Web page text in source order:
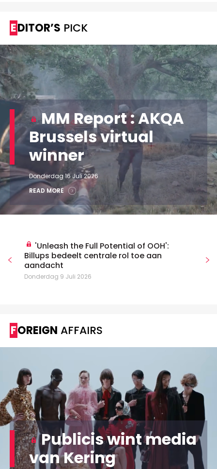
EDITOR’S PICK
MM Report : AKQA
Brussels virtual
winner
Donderdag 16 Juli 2026
READ MORE
'Unleash the Full Potential of OOH':
Billups bedeelt centrale rol toe aan
aandacht
Donderdag 9 Juli 2026
FOREIGN AFFAIRS
Publicis wint media
van Kering